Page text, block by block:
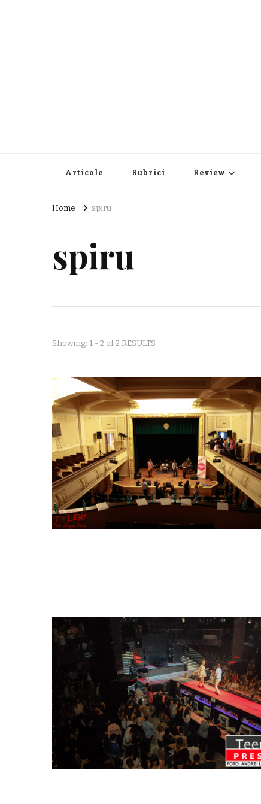
Articole Rubrici Review
Home spiru
spiru
Showing: 1 - 2 of 2 RESULTS